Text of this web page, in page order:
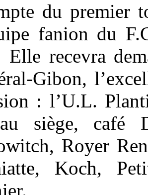
du premier
fanion du
Elle recevra
Gibon,
: l’U.L.
siège, café
Royer
Koch,